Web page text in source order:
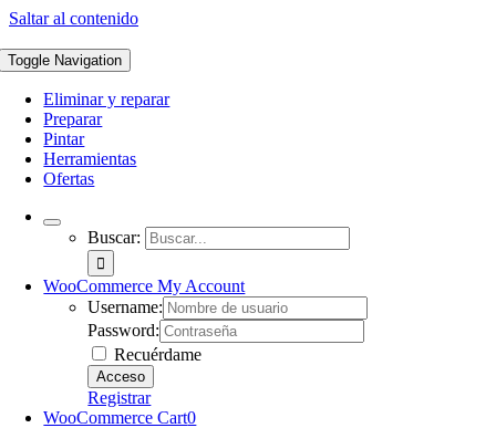
Saltar al contenido
Toggle Navigation
Eliminar y reparar
Preparar
Pintar
Herramientas
Ofertas
Buscar:
WooCommerce My Account
Username:
Password:
Recuérdame
Registrar
WooCommerce Cart0